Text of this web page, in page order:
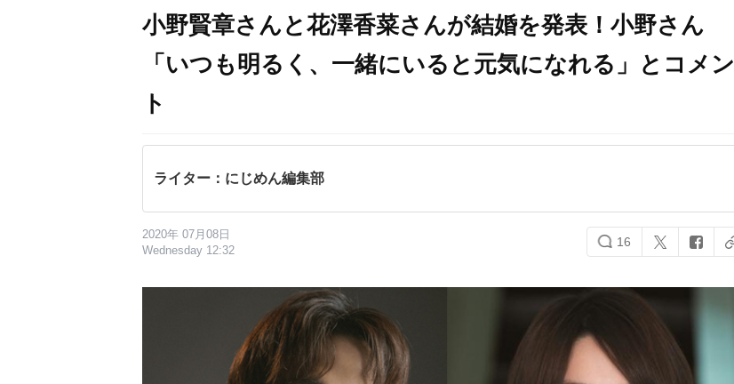
小野賢章さんと花澤香菜さんが結婚を発表！小野さん
「いつも明るく、一緒にいると元気になれる」とコメン
ト
ライター：にじめん編集部
2020年 07月08日
Wednesday 12:32
16